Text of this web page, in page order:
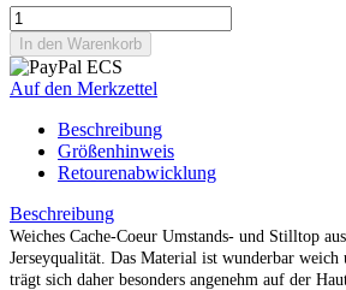
Auf den Merkzettel
Beschreibung
Größenhinweis
Retourenabwicklung
Beschreibung
Weiches Cache-Coeur Umstands- und Stilltop
Jerseyqualität. Das Material ist wunderbar weich
trägt sich daher besonders angenehm auf der